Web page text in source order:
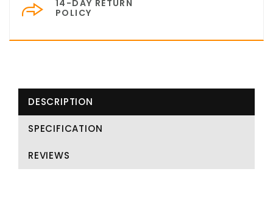
14-DAY RETURN
POLICY
DESCRIPTION
SPECIFICATION
REVIEWS